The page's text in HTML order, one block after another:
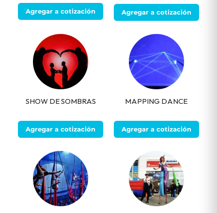
Agregar a cotización Agregar a cotización
SHOW DE SOMBRAS
Agregar a cotización
MAPPING DANCE
Agregar a cotización